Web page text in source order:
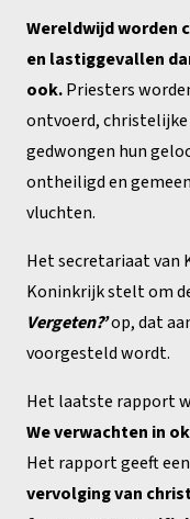
Wereldwijd worden
en lastiggevallen
ook.Priesters
ontvoerd,
gedwongen hun
ontheiligd en
vluchten.
Het secretariaat van
Koninkrijk stelt om
Vergeten?’op, dat
voorgesteld wordt.
Het laatste rapport
We verwachten in
Het rapport geeft een
vervolging van